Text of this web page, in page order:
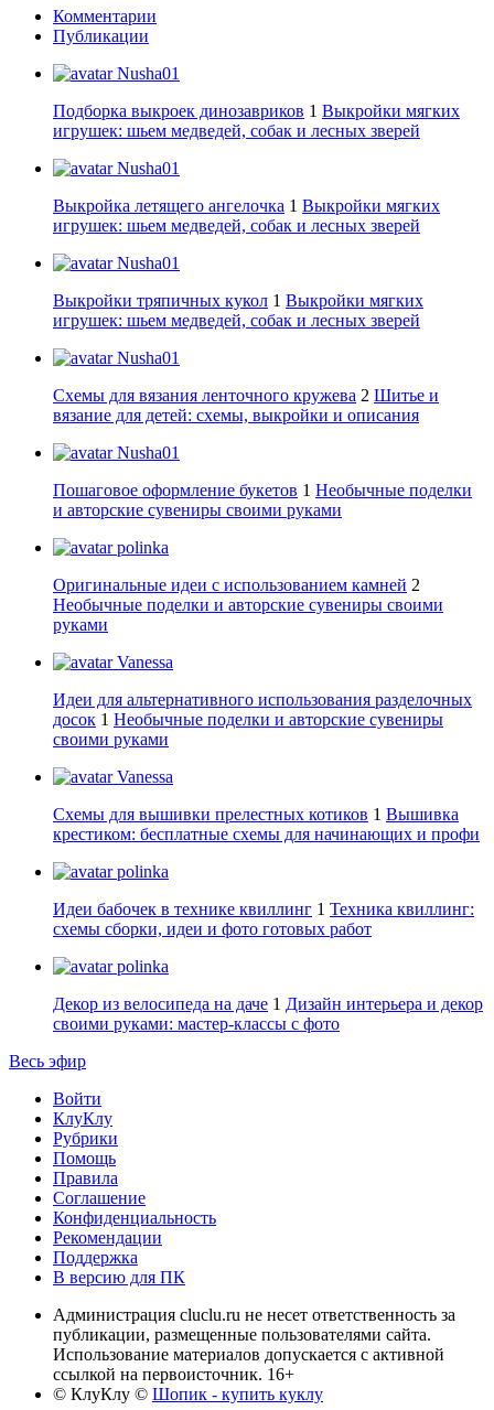
Комментарии
Публикации
Nusha01
Подборка выкроек динозавриков 1 Выкройки мягких
игрушек: шьем медведей, собак и лесных зверей
Nusha01
Выкройка летящего ангелочка 1 Выкройки мягких
игрушек: шьем медведей, собак и лесных зверей
Nusha01
Выкройки тряпичных кукол 1 Выкройки мягких
игрушек: шьем медведей, собак и лесных зверей
Nusha01
Схемы для вязания ленточного кружева 2 Шитье и
вязание для детей: схемы, выкройки и описания
Nusha01
Пошаговое оформление букетов 1 Необычные поделки
и авторские сувениры своими руками
polinka
Оригинальные идеи с использованием камней 2
Необычные поделки и авторские сувениры своими
руками
Vanessa
Идеи для альтернативного использования разделочных
досок 1 Необычные поделки и авторские сувениры
своими руками
Vanessa
Схемы для вышивки прелестных котиков 1 Вышивка
крестиком: бесплатные схемы для начинающих и профи
polinka
Идеи бабочек в технике квиллинг 1 Техника квиллинг:
схемы сборки, идеи и фото готовых работ
polinka
Декор из велосипеда на даче 1 Дизайн интерьера и декор
своими руками: мастер-классы с фото
Весь эфир
Войти
КлуКлу
Рубрики
Помощь
Правила
Соглашение
Конфиденциальность
Рекомендации
Поддержка
В версию для ПК
Администрация cluclu.ru не несет ответственность за
публикации, размещенные пользователями сайта.
Использование материалов допускается с активной
ссылкой на первоисточник. 16+
© КлуКлу © Шопик - купить куклу